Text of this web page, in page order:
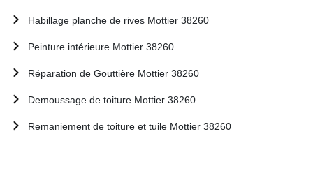
Habillage planche de rives Mottier 38260
Peinture intérieure Mottier 38260
Réparation de Gouttière Mottier 38260
Demoussage de toiture Mottier 38260
Remaniement de toiture et tuile Mottier 38260